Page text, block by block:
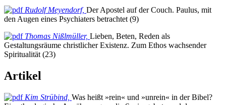
Rudolf Meyendorf, Der Apostel auf der Couch. Paulus, mit
den Augen eines Psychiaters betrachtet (9)
Thomas Nißlmüller, Lieben, Beten, Reden als
Gestaltungsräume christlicher Existenz. Zum Ethos wachsender
Spiritualität (23)
Artikel
Kim Strübind, Was heißt »rein« und »unrein« in der Bibel?